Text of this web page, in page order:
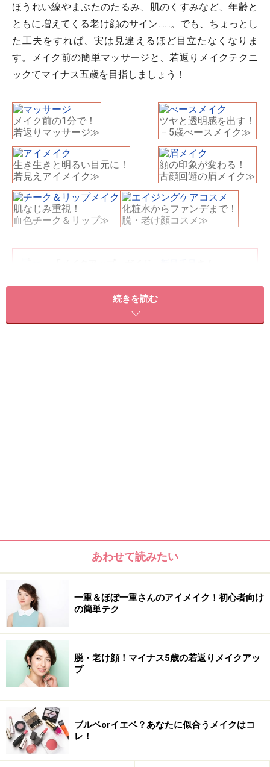
ほうれい線やまぶたのたるみ、肌のくすみなど、年齢と
ともに増えてくる老け顔のサイン……。でも、ちょっとし
た工夫をすれば、実は見違えるほど目立たなくなりま
す。メイク前の簡単マッサージと、若返りメイクテクニ
ックてマイナス五歳を目指しましょう！
メイク前の1分で！
若返りマッサージ≫
ツヤと透明感を出す！
－5歳べースメイク≫
生き生きと明るい目元に！
若見えアイメイク≫
顔の印象が変わる！
古顔回避の眉メイク≫
肌なじみ重視！
血色チーク＆リップ≫
化粧水からファンデまで！
脱・老け顔コスメ≫
ントを担当するヘア＆メイクアップアーティス
ト。撮影現場で培ったプロの美ワザを解説したメ
イクテクニックは、シンプルで分かりやすいと読
者に好評。
続きを読む
あわせて読みたい
一重＆ほぼ一重さんのアイメイク！初心者向け
の簡単テク
脱・老け顔！マイナス5歳の若返りメイクアッ
プ
ブルベorイエベ？あなたに似合うメイクはコ
レ！